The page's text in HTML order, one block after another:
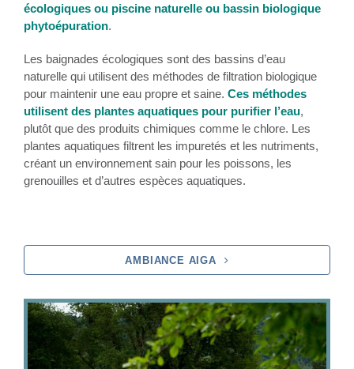
écologiques ou piscine naturelle ou bassin biologique
phytoépuration.
Les baignades écologiques sont des bassins d’eau
naturelle qui utilisent des méthodes de filtration biologique
pour maintenir une eau propre et saine. Ces méthodes
utilisent des plantes aquatiques pour purifier l’eau,
plutôt que des produits chimiques comme le chlore. Les
plantes aquatiques filtrent les impuretés et les nutriments,
créant un environnement sain pour les poissons, les
grenouilles et d’autres espèces aquatiques.
AMBIANCE AIGA